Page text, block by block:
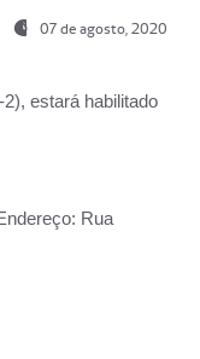
07 de agosto, 2020
estará habilitado
Rua